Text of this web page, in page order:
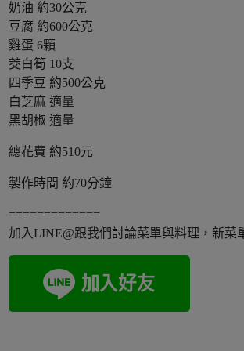
奶油 約30公克
豆腐 約600公克
雞蛋 6顆
茭白筍 10支
四季豆 約500公克
白芝麻 適量
黑胡椒 適量
總花費 約510元
製作時間 約70分鐘
=============
加入LINE@跟我們討論菜單與料理，新菜